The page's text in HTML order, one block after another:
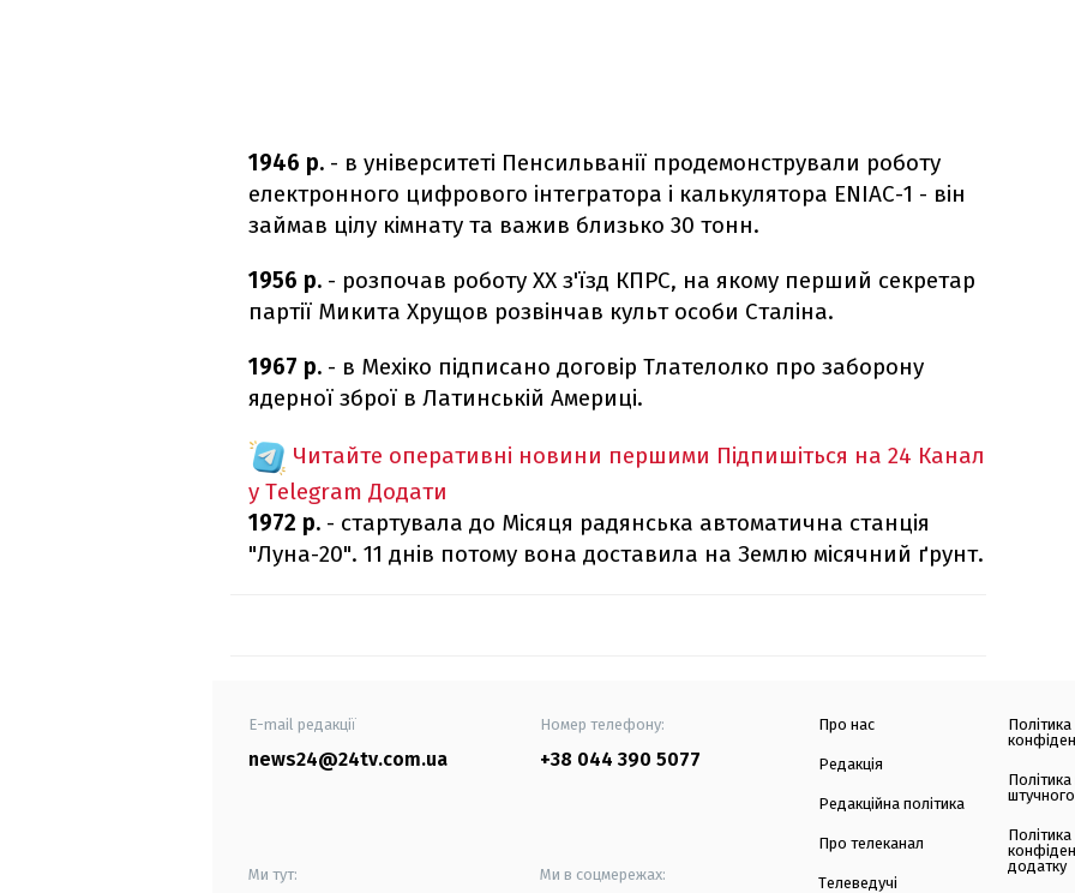
1946 р. - в університеті Пенсильванії продемонстрували роботу
електронного цифрового інтегратора і калькулятора ENIAC-1 - він
займав цілу кімнату та важив близько 30 тонн.
1956 р. - розпочав роботу ХХ з'їзд КПРС, на якому перший секретар
партії Микита Хрущов розвінчав культ особи Сталіна.
1967 р. - в Мехіко підписано договір Тлателолко про заборону
ядерної зброї в Латинській Америці.
Читайте оперативні новини першими Підпишіться на 24 Канал
у Telegram Додати
1972 р. - стартувала до Місяця радянська автоматична станція
"Луна-20". 11 днів потому вона доставила на Землю місячний ґрунт.
E-mail редакції
news24@24tv.com.ua
Номер телефону:
+38 044 390 5077
Ми тут: Ми в соцмережах:
Про нас
Редакція
Редакційна політика
Про телеканал
Телеведучі
Політика
штучного
Політика
додатку